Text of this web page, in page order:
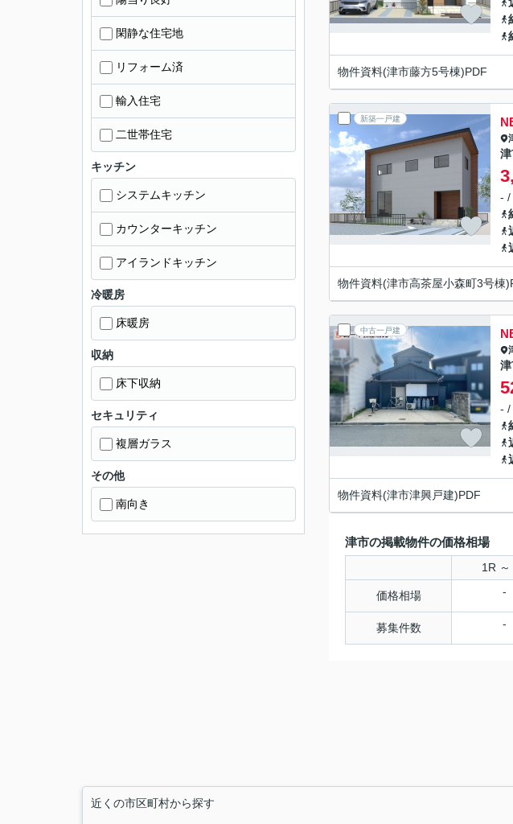
物件資料(津市藤方5号棟)PDF
新築一戸建
津
- /
物件資料(津市高茶屋小森町3号棟
中古一戸建
- /
物件資料(津市津興戸建)PDF
津市の掲載物件の価格相場
1R ～
価格相場 -
募集件数 -
閑静な住宅地
リフォーム済
輸入住宅
二世帯住宅
キッチン
システムキッチン
カウンターキッチン
アイランドキッチン
冷暖房
床暖房
収納
床下収納
セキュリティ
複層ガラス
その他
南向き
近くの市区町村から探す